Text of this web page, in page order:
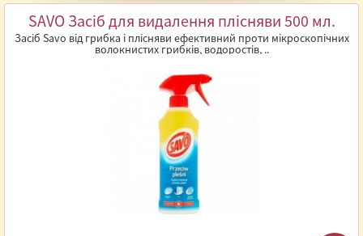
SAVO Засіб для видалення плісняви 500 мл.
Засіб Savo від грибка і плісняви ефективний проти мікроскопічних
волокнистих грибків, водоростів, ..